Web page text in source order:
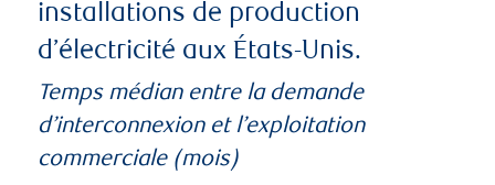
installations de production
d’électricité aux États-Unis.
Temps médian entre la demande
d’interconnexion et l’exploitation
commerciale (mois)